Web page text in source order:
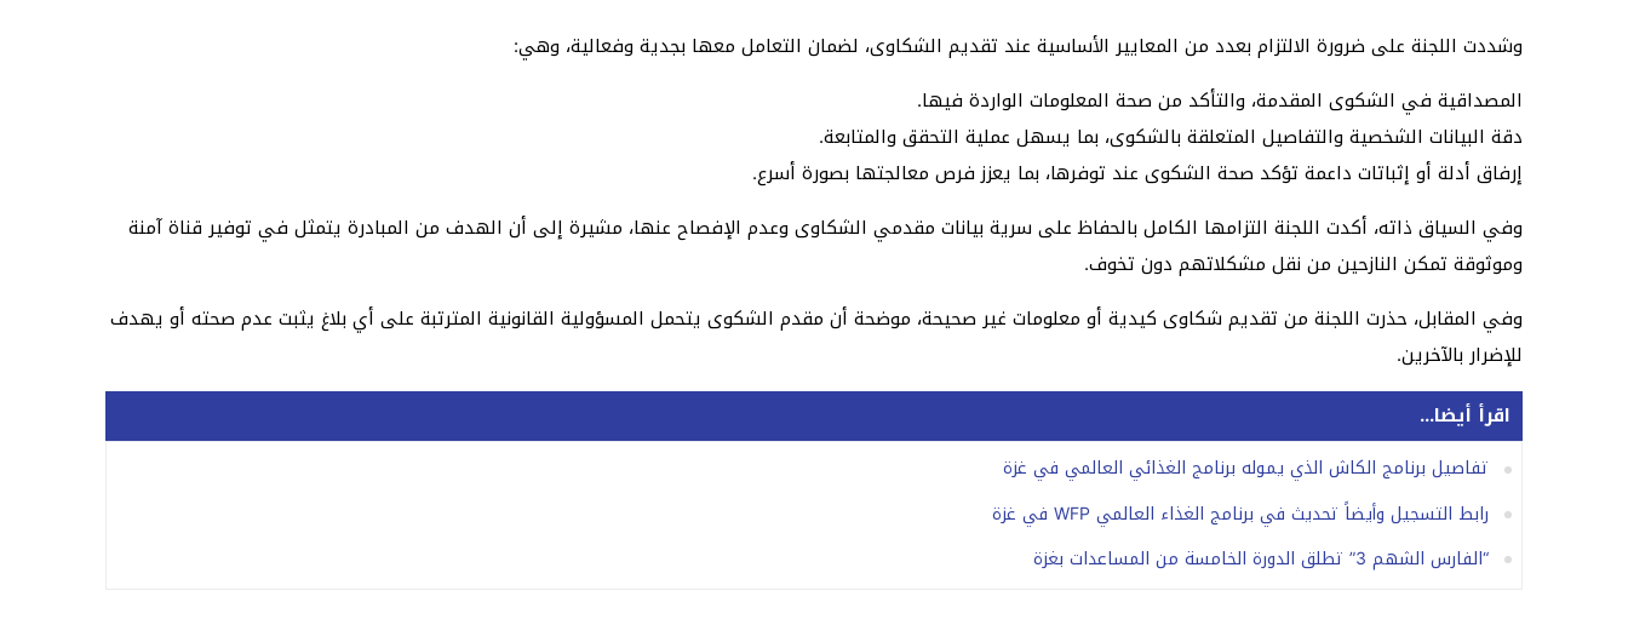
وشددت اللجنة على ضرورة الالتزام بعدد من المعايير الأساسية عند تقديم الشكاوى، لضمان التعامل معها بجدية وفعالية، وهي:
المصداقية في الشكوى المقدمة، والتأكد من صحة المعلومات الواردة فيها.
دقة البيانات الشخصية والتفاصيل المتعلقة بالشكوى، بما يسهل عملية التحقق والمتابعة.
إرفاق أدلة أو إثباتات داعمة تؤكد صحة الشكوى عند توفرها، بما يعزز فرص معالجتها بصورة أسرع.
وفي السياق ذاته، أكدت اللجنة التزامها الكامل بالحفاظ على سرية بيانات مقدمي الشكاوى وعدم الإفصاح عنها، مشيرة إلى أن الهدف من المبادرة يتمثل في توفير قناة آمنة
وموثوقة تمكن النازحين من نقل مشكلاتهم دون تخوف.
وفي المقابل، حذرت اللجنة من تقديم شكاوى كيدية أو معلومات غير صحيحة، موضحة أن مقدم الشكوى يتحمل المسؤولية القانونية المترتبة على أي بلاغ يثبت عدم صحته أو يهدف
للإضرار بالآخرين.
اقرأ أيضا...
تفاصيل برنامج الكاش الذي يموله برنامج الغذائي العالمي في غزة
رابط التسجيل وأيضاً تحديث في برنامج الغذاء العالمي WFP في غزة
“الفارس الشهم 3” تطلق الدورة الخامسة من المساعدات بغزة